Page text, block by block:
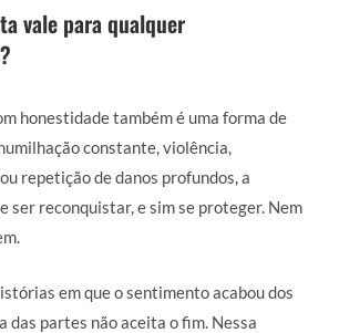
vale para qualquer
honestidade também é uma forma de
constante, violência,
repetição de danos profundos, a
ser reconquistar, e sim se proteger. Nem
em que o sentimento acabou dos
das partes não aceita o fim. Nessa